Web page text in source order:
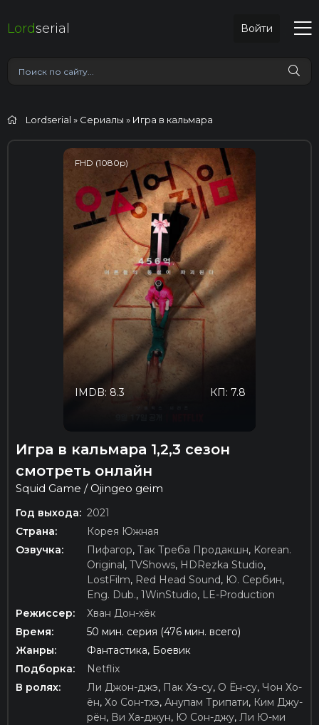
Lordserial Войти
Lordserial » Сериалы » Игра в кальмара
FHD (1080p)
КП: 7.8
IMDB: 8.3
Игра в кальмара 1,2,3 сезон
смотреть онлайн
Squid Game / Ojingeo geim
Год выхода: 2021
Страна:
Корея Южная
Озвучка:
Пифагор, Так Треба Продакшн, Korean.
Original , TVShows, HDRezka Studio,
LostFilm, Red Head Sound, Ю. Сербин,
Eng. Dub., 1WinStudio, LE-Production
Режиссер:
Хван Дон-хёк
Время:
50 мин. серия (476 мин. всего)
Жанры:
Фантастика, Боевик
Подборка:
Netflix
В ролях:
Ли Джон-джэ, Пак Хэ-су, О Ён-су, Чон Хо-
ён, Хо Сон-тхэ, Анупам Трипати, Ким Джу-
рён, Ви Ха-джун, Ю Сон-джу, Ли Ю-ми